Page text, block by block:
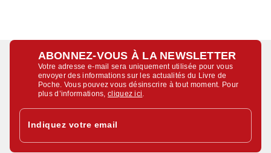
ABONNEZ-VOUS À LA NEWSLETTER
Votre adresse e-mail sera uniquement utilisée pour vous
envoyer des informations sur les actualités du Livre de
Poche. Vous pouvez vous désinscrire à tout moment. Pour
plus d’informations,cliquez ici
Indiquez votre email